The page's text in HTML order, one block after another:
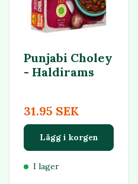
Punjabi Choley
- Haldirams
31.95 SEK
Lägg i korgen
I lager